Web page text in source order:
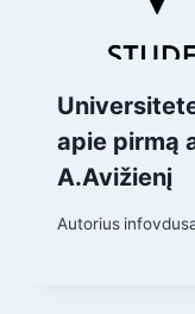
apie pirmą
A.Avižienį
Autorius